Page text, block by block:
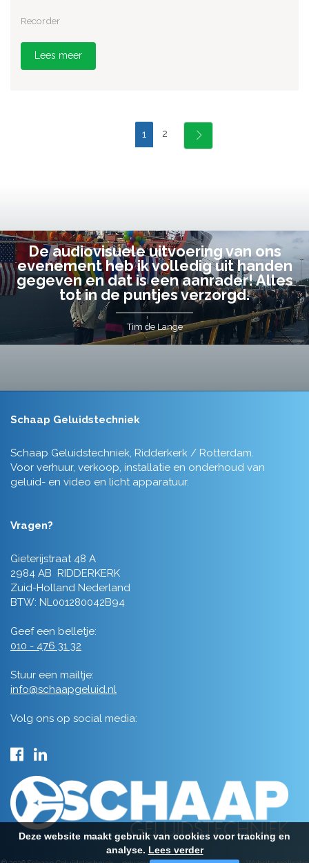
Recorder
Lees meer
1 2
De audiovisuele uitvoering van ons
evenement heb ik volledig uit handen
gegeven en dat is een aanrader! Alles
tot in de puntjes verzorgd.
Tim de Lange
Schaap Geluidstechniek
Schaap Geluidstechniek, Ridderkerk / Rotterdam.
Voor verhuur, verkoop, installatie en onderhoud van
geluid- en video en licht apparatuur.
Vragen?
Gieterijstraat 48 A
2984 AB RIDDERKERK
Zuid-Holland Nederland
BTW: NL001280042B94
Geef een belletje:
010 - 476 31 32
Stuur een mailtje:
info@schaapgeluid.nl
Volg ons op social media:
Deze website maakt gebruik van cookies voor tracking en
analyse. Lees verder